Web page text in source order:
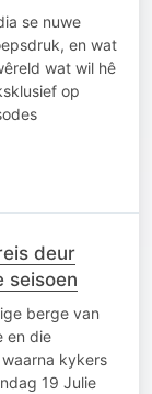
se nuwe
en wat
wat wil hê
op
deur
seisoen
berge van
en die
kykers
19 Julie